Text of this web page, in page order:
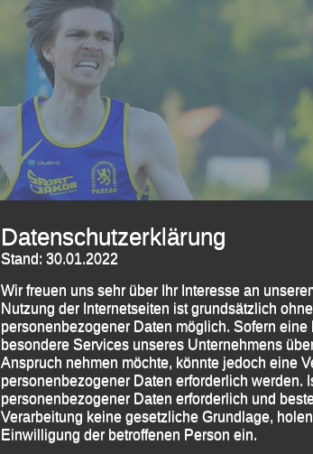
Datenschutzerklärung
Stand: 30.01.2022
Wir freuen uns sehr über Ihr Interesse an
Nutzung der Internetseiten ist grundsätzlich
personenbezogener Daten möglich. Sofern eine
besondere Services unseres Unternehmens
Anspruch nehmen möchte, könnte jedoch eine
personenbezogener Daten erforderlich werden.
personenbezogener Daten erforderlich und
Verarbeitung keine gesetzliche Grundlage,
Einwilligung der betroffenen Person ein.